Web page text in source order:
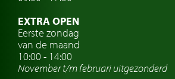
Oldtimer reizen
Oldtimerwerkplaats
Automerk horloges
EXTRA OPEN
Eerste zondag
van de maand
10:00 - 14:00
November t/m februariuitgezonderd